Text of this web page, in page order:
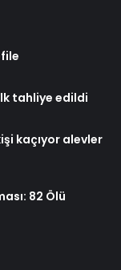
tahliye edildi
kaçıyor alevler
82 Ölü